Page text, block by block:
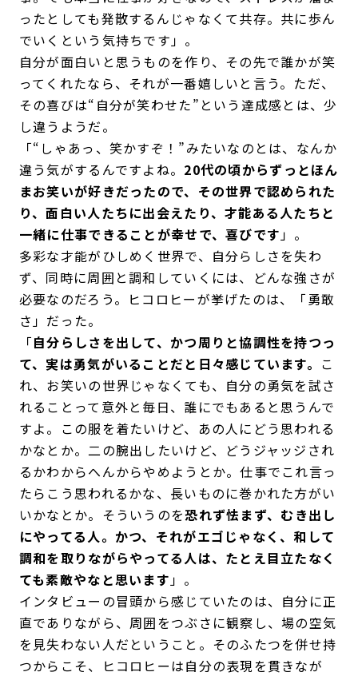
ったとしても発散するんじゃなくて共存。共に歩ん
でいくという気持ちです」。
自分が面白いと思うものを作り、その先で誰かが笑
ってくれたなら、それが一番嬉しいと言う。ただ、
その喜びは“自分が笑わせた”という達成感とは、少
し違うようだ。
「“しゃあっ、笑かすぞ！”みたいなのとは、なんか
違う気がするんですよね。 20代の頃からずっとほん
まお笑いが好きだったので、その世界で認められた
り、面白い人たちに出会えたり、才能ある人たちと
一緒に仕事できることが幸せで、喜びです」。
多彩な才能がひしめく世界で、自分らしさを失わ
ず、同時に周囲と調和していくには、どんな強さが
必要なのだろう。ヒコロヒーが挙げたのは、「勇敢
さ」だった。
「自分らしさを出して、かつ周りと協調性を持つっ
て、実は勇気がいることだと日々感じています。 こ
れ、お笑いの世界じゃなくても、自分の勇気を試さ
れることって意外と毎日、誰にでもあると思うんで
すよ。この服を着たいけど、あの人にどう思われる
かなとか。二の腕出したいけど、どうジャッジされ
るかわからへんからやめようとか。仕事でこれ言っ
たらこう思われるかな、長いものに巻かれた方がい
いかなとか。そういうのを恐れず怯まず、むき出し
にやってる人。かつ、それがエゴじゃなく、和して
調和を取りながらやってる人は、たとえ目立たなく
ても素敵やなと思います」。
インタビューの冒頭から感じていたのは、自分に正
直でありながら、周囲をつぶさに観察し、場の空気
を見失わない人だということ。そのふたつを併せ持
つからこそ、ヒコロヒーは自分の表現を貫きなが